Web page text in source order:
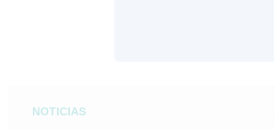
NOTICIAS